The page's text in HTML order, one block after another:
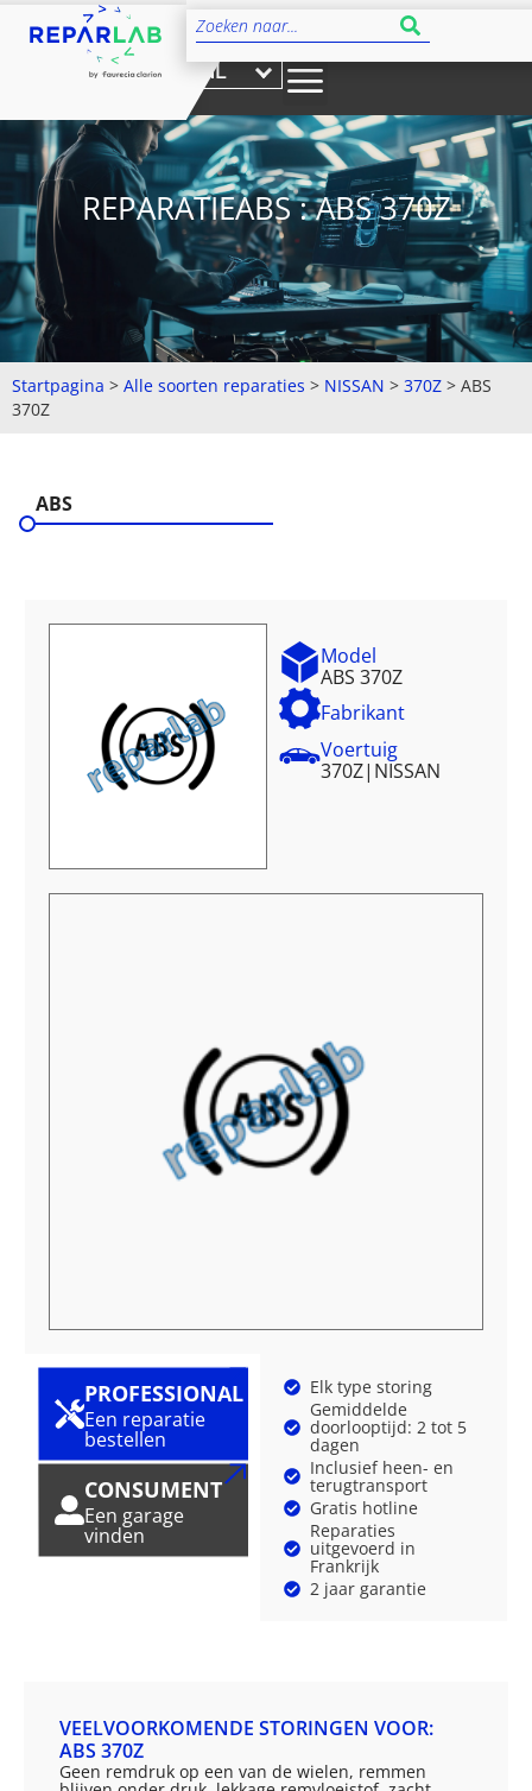
NL
REPARATIEABS : ABS 370Z
Startpagina > Alle soorten reparaties > NISSAN > 370Z > ABS
370Z
ABS
Model
ABS 370Z
Fabrikant
Voertuig
370Z| NISSAN
PROFESSIONAL
Een reparatie
bestellen
CONSUMENT
Een garage
vinden
Elk type storing
Gemiddelde
doorlooptijd: 2 tot 5
dagen
Inclusief heen- en
terugtransport
Gratis hotline
Reparaties
uitgevoerd in
Frankrijk
2 jaar garantie
VEELVOORKOMENDE STORINGEN VOOR:
ABS 370Z
Geen remdruk op een van de wielen, remmen